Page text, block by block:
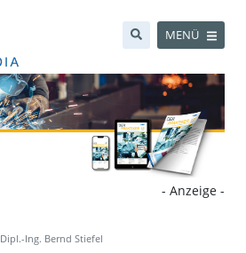
MENÜ
- Anzeige -
Dipl.-Ing. Bernd Stiefel